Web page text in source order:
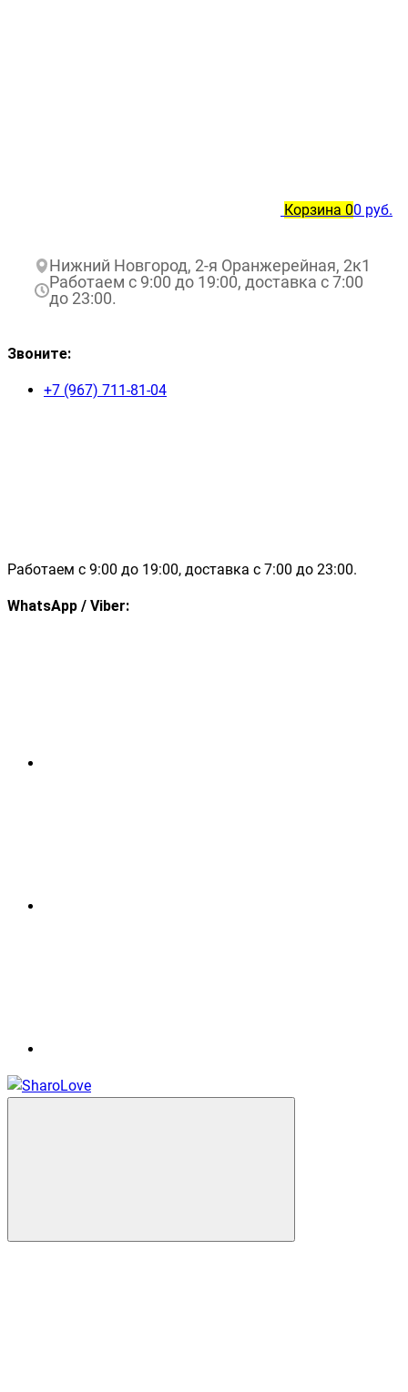
Корзина 00 руб.
Нижний Новгород, 2-я Оранжерейная, 2к1
Работаем с 9:00 до 19:00, доставка с 7:00
до 23:00.
Звоните:
+7 (967) 711-81-04
Работаем с 9:00 до 19:00, доставка с 7:00 до 23:00.
WhatsApp / Viber: